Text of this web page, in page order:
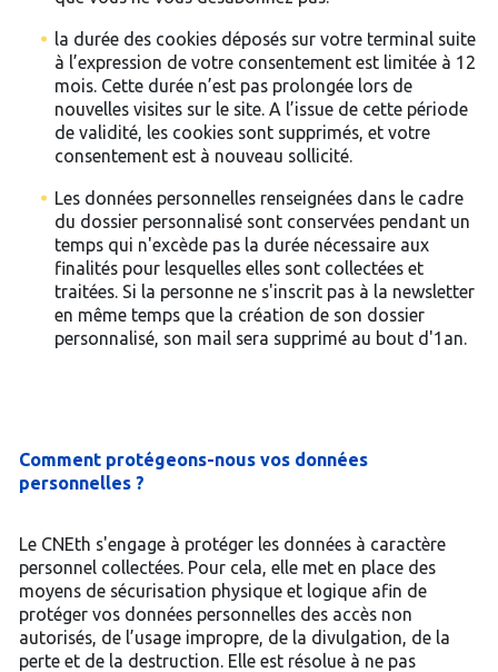
la durée des cookies déposés sur votre terminal suite
à l’expression de votre consentement est limitée à 12
mois. Cette durée n’est pas prolongée lors de
nouvelles visites sur le site. A l’issue de cette période
de validité, les cookies sont supprimés, et votre
consentement est à nouveau sollicité.
Les données personnelles renseignées dans le cadre
du dossier personnalisé sont conservées pendant un
temps qui n'excède pas la durée nécessaire aux
finalités pour lesquelles elles sont collectées et
traitées. Si la personne ne s'inscrit pas à la newsletter
en même temps que la création de son dossier
personnalisé, son mail sera supprimé au bout d'1an.
Comment protégeons-nous vos données
personnelles ?
Le CNEth s'engage à protéger les données à caractère
personnel collectées. Pour cela, elle met en place des
moyens de sécurisation physique et logique afin de
protéger vos données personnelles des accès non
autorisés, de l’usage impropre, de la divulgation, de la
perte et de la destruction. Elle est résolue à ne pas